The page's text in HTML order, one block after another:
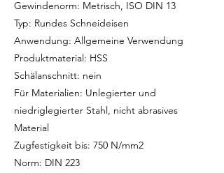
Gewindenorm: Metrisch, ISO DIN 13
Typ: Rundes Schneideisen
Anwendung: Allgemeine Verwendung
Produktmaterial: HSS
Schälanschnitt: nein
Für Materialien: Unlegierter und
niedriglegierter Stahl, nicht abrasives
Material
Zugfestigkeit bis: 750 N/mm2
Norm: DIN 223